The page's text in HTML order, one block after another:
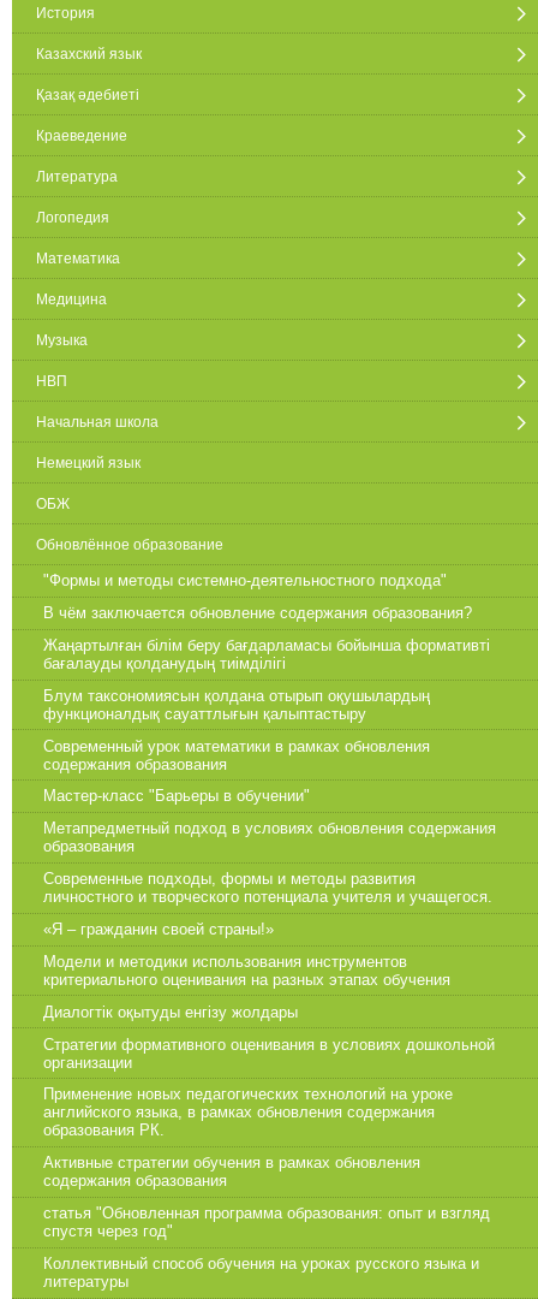
История
Казахский язык
Қазақ әдебиеті
Краеведение
Литература
Логопедия
Математика
Медицина
Музыка
НВП
Начальная школа
Немецкий язык
ОБЖ
Обновлённое образование
"Формы и методы системно-деятельностного подхода"
В чём заключается обновление содержания образования?
Жаңартылған білім беру бағдарламасы бойынша формативті
бағалауды қолданудың тиімділігі
Блум таксономиясын қолдана отырып оқушылардың
функционалдық сауаттлығын қалыптастыру
Современный урок математики в рамках обновления
содержания образования
Мастер-класс "Барьеры в обучении"
Метапредметный подход в условиях обновления содержания
образования
Современные подходы, формы и методы развития
личностного и творческого потенциала учителя и учащегося.
«Я – гражданин своей страны!»
Модели и методики использования инструментов
критериального оценивания на разных этапах обучения
Диалогтік оқытуды енгізу жолдары
Стратегии формативного оценивания в условиях дошкольной
организации
Применение новых педагогических технологий на уроке
английского языка, в рамках обновления содержания
образования РК.
Активные стратегии обучения в рамках обновления
содержания образования
статья "Обновленная программа образования: опыт и взгляд
спустя через год"
Коллективный способ обучения на уроках русского языка и
литературы